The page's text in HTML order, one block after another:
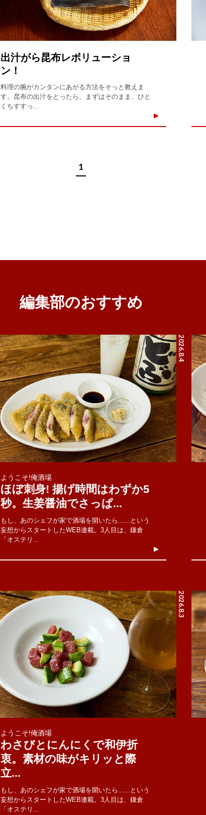
出汁がら昆布レボリューショ
ン！
料理の腕がカンタンにあがる方法をそっと教えま
す。昆布の出汁をとったら、まずはそのまま、ひと
くちすすっ...
1
編集部のおすすめ
2026.8.4
ようこそ!俺酒場
ほぼ刺身! 揚げ時間はわずか5
秒。生姜醤油でさっぱ...
もし、あのシェフが家で酒場を開いたら......という
妄想からスタートしたWEB連載。3人目は、鎌倉
「オステリ...
2026.8.3
ようこそ!俺酒場
わさびとにんにくで和伊折
衷。素材の味がキリッと際
立...
もし、あのシェフが家で酒場を開いたら......という
妄想からスタートしたWEB連載。3人目は、鎌倉
「オステリ...